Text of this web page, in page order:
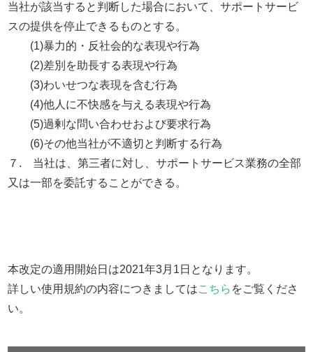
当社が該当すると判断した場合において、サポートサービ
スの提供を停止できるものとする。
(1)暴力的・反社会的な表現や行為
(2)差別を助長する表現や行為
(3)わいせつな表現を含む行為
(4)他人に不快感を与える表現や行為
(5)過剰な問い合わせおよび要求行為
(6)その他当社が不適切と判断する行為
７. 当社は、第三者に対し、サポートサービス業務の全部
又は一部を委託することができる。
本改定の適用開始日は2021年3月1日となります。
詳しい使用規約の内容につきましてはこちら をご覧くださ
い。